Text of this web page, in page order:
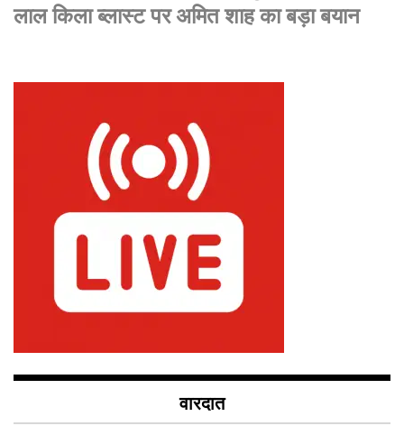
लाल किला ब्लास्ट पर अमित शाह का बड़ा बयान
वारदात